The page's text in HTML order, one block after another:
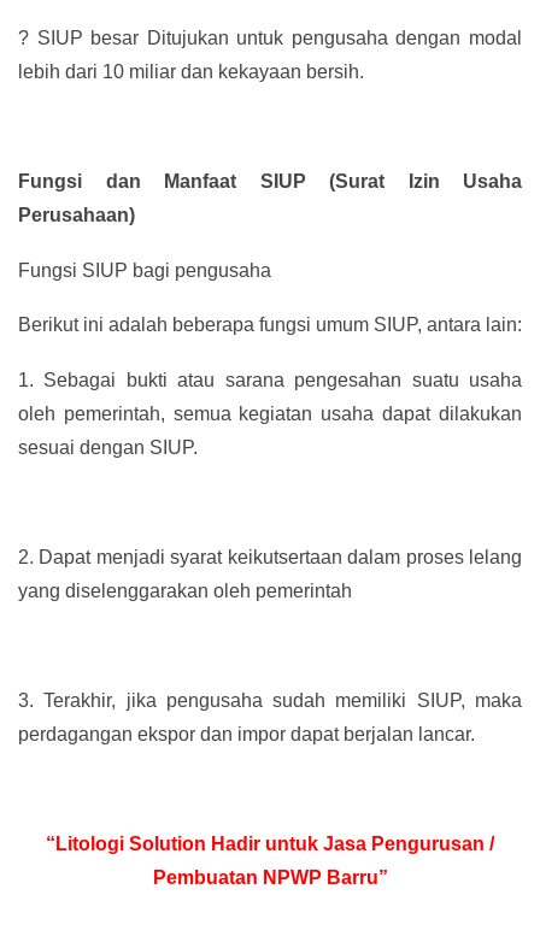
? SIUP besar Ditujukan untuk pengusaha dengan modal
lebih dari 10 miliar dan kekayaan bersih.
Fungsi dan Manfaat SIUP (Surat Izin Usaha
Perusahaan)
Fungsi SIUP bagi pengusaha
Berikut ini adalah beberapa fungsi umum SIUP, antara lain:
1. Sebagai bukti atau sarana pengesahan suatu usaha
oleh pemerintah, semua kegiatan usaha dapat dilakukan
sesuai dengan SIUP.
2. Dapat menjadi syarat keikutsertaan dalam proses lelang
yang diselenggarakan oleh pemerintah
3. Terakhir, jika pengusaha sudah memiliki SIUP, maka
perdagangan ekspor dan impor dapat berjalan lancar.
“Litologi Solution Hadir untuk Jasa Pengurusan /
Pembuatan NPWP Barru”